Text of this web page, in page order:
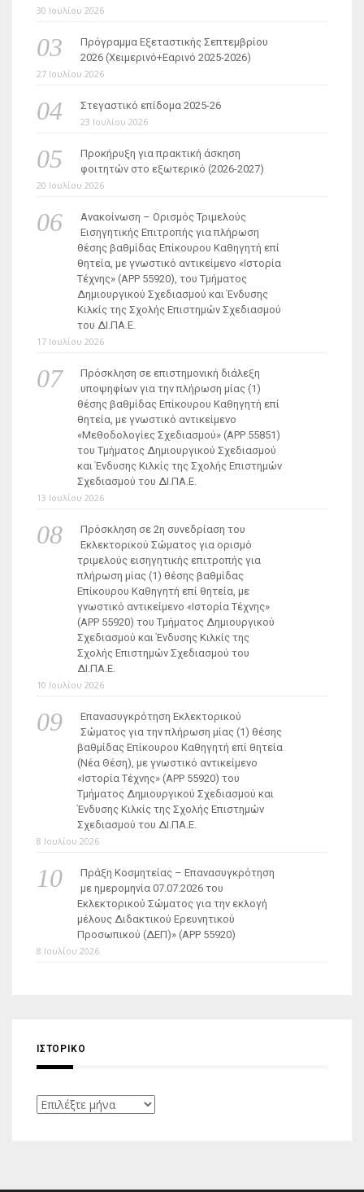
30 Ιουλίου 2026
Πρόγραμμα Εξεταστικής Σεπτεμβρίου
2026 (Χειμερινό+Εαρινό 2025-2026)
27 Ιουλίου 2026
Στεγαστικό επίδομα 2025-26
23 Ιουλίου 2026
Προκήρυξη για πρακτική άσκηση
φοιτητών στο εξωτερικό (2026-2027)
20 Ιουλίου 2026
Ανακοίνωση – Ορισμός Τριμελούς
Εισηγητικής Επιτροπής για πλήρωση
θέσης βαθμίδας Επίκουρου Καθηγητή επί
θητεία, με γνωστικό αντικείμενο «Ιστορία
Τέχνης» (ΑΡΡ 55920), του Τμήματος
Δημιουργικού Σχεδιασμού και Ένδυσης
Κιλκίς της Σχολής Επιστημών Σχεδιασμού
του ΔΙ.ΠΑ.Ε.
17 Ιουλίου 2026
Πρόσκληση σε επιστημονική διάλεξη
υποψηφίων για την πλήρωση μίας (1)
θέσης βαθμίδας Επίκουρου Καθηγητή επί
θητεία, με γνωστικό αντικείμενο
«Μεθοδολογίες Σχεδιασμού» (ΑΡΡ 55851)
του Τμήματος Δημιουργικού Σχεδιασμού
και Ένδυσης Κιλκίς της Σχολής Επιστημών
Σχεδιασμού του ΔΙ.ΠΑ.Ε.
13 Ιουλίου 2026
Πρόσκληση σε 2η συνεδρίαση του
Εκλεκτορικού Σώματος για ορισμό
τριμελούς εισηγητικής επιτροπής για
πλήρωση μίας (1) θέσης βαθμίδας
Επίκουρου Καθηγητή επί θητεία, με
γνωστικό αντικείμενο «Ιστορία Τέχνης»
(ΑΡΡ 55920) του Τμήματος Δημιουργικού
Σχεδιασμού και Ένδυσης Κιλκίς της
Σχολής Επιστημών Σχεδιασμού του
ΔΙ.ΠΑ.Ε.
10 Ιουλίου 2026
Επανασυγκρότηση Εκλεκτορικού
Σώματος για την πλήρωση μίας (1) θέσης
βαθμίδας Επίκουρου Καθηγητή επί θητεία
(Νέα Θέση), με γνωστικό αντικείμενο
«Ιστορία Τέχνης» (ΑΡΡ 55920) του
Τμήματος Δημιουργικού Σχεδιασμού και
Ένδυσης Κιλκίς της Σχολής Επιστημών
Σχεδιασμού του ΔΙ.ΠΑ.Ε.
8 Ιουλίου 2026
Πράξη Κοσμητείας – Επανασυγκρότηση
με ημερομηνία 07.07.2026 του
Εκλεκτορικού Σώματος για την εκλογή
μέλους Διδακτικού Ερευνητικού
Προσωπικού (ΔΕΠ)» (APP 55920)
8 Ιουλίου 2026
ΙΣΤΟΡΙΚΌ
Ιστορικό